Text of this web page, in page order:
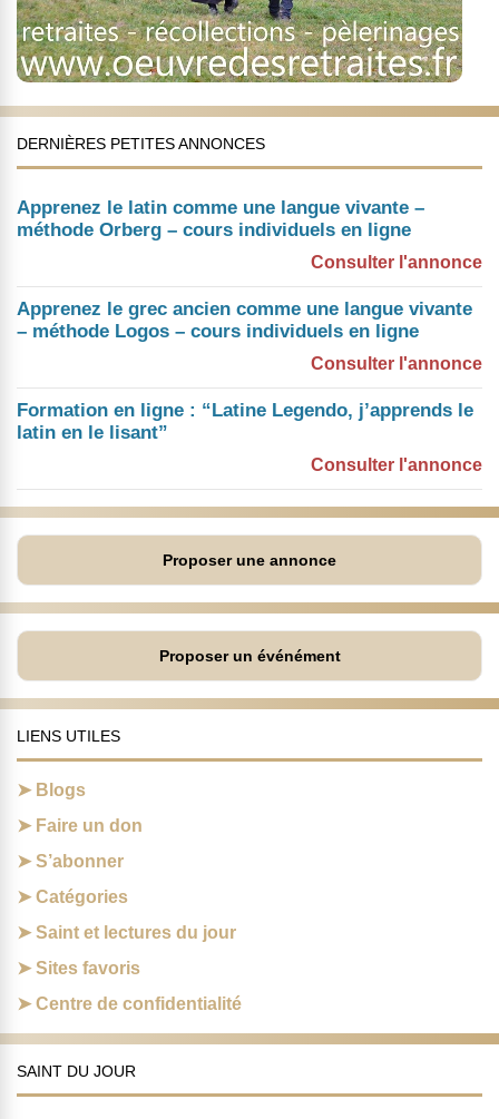
DERNIÈRES PETITES ANNONCES
Apprenez le latin comme une langue vivante –
méthode Orberg – cours individuels en ligne
Consulter l'annonce
Apprenez le grec ancien comme une langue vivante
– méthode Logos – cours individuels en ligne
Consulter l'annonce
Formation en ligne : “Latine Legendo, j’apprends le
latin en le lisant”
Consulter l'annonce
Proposer une annonce
Proposer un événément
LIENS UTILES
Blogs
Faire un don
S’abonner
Catégories
Saint et lectures du jour
Sites favoris
Centre de confidentialité
SAINT DU JOUR